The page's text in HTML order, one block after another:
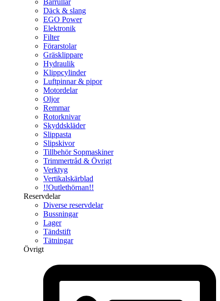
Bärrullar
Däck & slang
EGO Power
Elektronik
Filter
Förarstolar
Gräsklippare
Hydraulik
Klippcylinder
Luftpinnar & pipor
Motordelar
Oljor
Remmar
Rotorknivar
Skyddskläder
Slippasta
Slipskivor
Tillbehör Sopmaskiner
Trimmertråd & Övrigt
Verktyg
Vertikalskärblad
!!Outlethörnan!!
Reservdelar
Diverse reservdelar
Bussningar
Lager
Tändstift
Tätningar
Övrigt